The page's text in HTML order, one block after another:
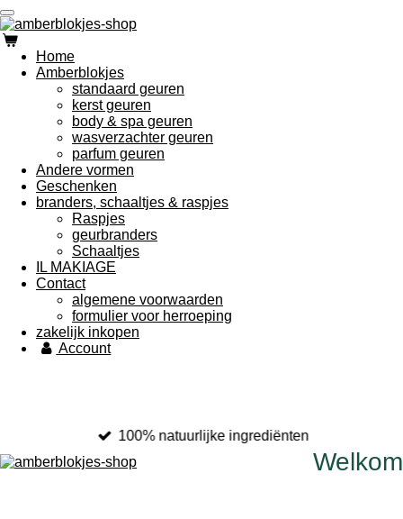
Ga
direct
naar
de
hoofdinhoud
Home
Amberblokjes
standaard geuren
kerst geuren
body & spa geuren
wasverzachter geuren
parfum geuren
Andere vormen
Geschenken
branders, schaaltjes & raspjes
Raspjes
geurbranders
Schaaltjes
IL MAKIAGE
Contact
algemene voorwaarden
formulier voor herroeping
zakelijk inkopen
Account
100% natuurlijke ingrediënten
Welkom